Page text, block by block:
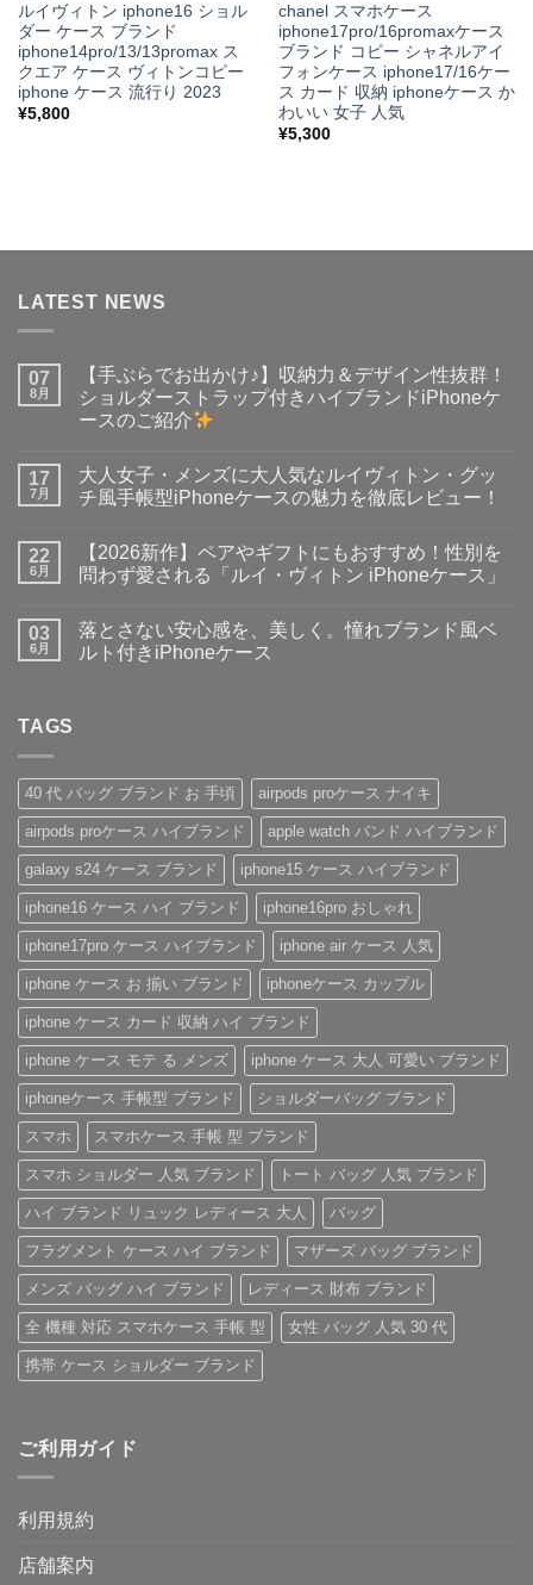
ルイヴィトン iphone16 ショル
ダー ケース ブランド
iphone14pro/13/13promax ス
クエア ケース ヴィトンコピー
iphone ケース 流行り 2023
¥5,800
chanel スマホケース
iphone17pro/16promaxケース
ブランド コピー シャネルアイ
フォンケース iphone17/16ケー
ス カード 収納 iphoneケース か
わいい 女子 人気
¥5,300
LATEST NEWS
07
8月
【手ぶらでお出かけ♪】収納力＆デザイン性抜群！
ショルダーストラップ付きハイブランドiPhoneケ
ースのご紹介
ら
で
お
♪】
収
＆
デ
ザ
ル
ダ
ー
ス
ト
ラ
ッ
プ
付
き
ハ
イ
ブ
ラ
ン
ド
iPhone
ケ
ー
ス
の
ご
紹
へ
の
ン
ト
は
り
ま
17
7月
大人女子・メンズに大人気なルイヴィトン・グッ
チ風手帳型iPhoneケースの魅力を徹底レビュー！
子・
メ
に
大
人
ン・
グ
ッ
チ
風
手
帳
型
iPhone
ケ
ー
ス
の
魅
力
を
徹
底
レ
ビ
ュ
ー！
へ
ト
は
あ
り
ま
22
6月
【2026新作】ペアやギフトにもおすすめ！性別を
問わず愛される「ルイ・ヴィトン iPhoneケース」
作】
ペ
ア
す
す
め！
性
別
を
問
わ
ず
愛
さ
れ
る
「ル
イ・
ヴ
ィ
ト
ン
iPhone
ケ
ー
ス」
の
ン
ト
は
03
6月
落とさない安心感を、美しく。憧れブランド風ベ
ルト付きiPhoneケース
感
を、
美
し
く。
憧
れ
ブ
ラ
ン
ド
風
ベ
ル
ト
付
き
iPhone
ケ
ー
ス
へ
の
あ
り
ま
せ
ん
TAGS
40 代 バッグ ブランド お 手頃 airpods proケース ナイキ
airpods proケース ハイブランド apple watch バンド ハイブランド
galaxy s24 ケース ブランド iphone15 ケース ハイブランド
iphone16 ケース ハイ ブランド iphone16pro おしゃれ
iphone17pro ケース ハイブランド iphone air ケース 人気
iphone ケース お 揃い ブランド iphoneケース カップル
iphone ケース カード 収納 ハイ ブランド
iphone ケース モテ る メンズ iphone ケース 大人 可愛い ブランド
iphoneケース 手帳型 ブランド ショルダーバッグ ブランド
スマホ スマホケース 手帳 型 ブランド
スマホ ショルダー 人気 ブランド トート バッグ 人気 ブランド
ハイ ブランド リュック レディース 大人 バッグ
フラグメント ケース ハイ ブランド マザーズ バッグ ブランド
メンズ バッグ ハイ ブランド レディース 財布 ブランド
全 機種 対応 スマホケース 手帳 型 女性 バッグ 人気 30 代
携帯 ケース ショルダー ブランド
ご利用ガイド
利用規約
店舗案内